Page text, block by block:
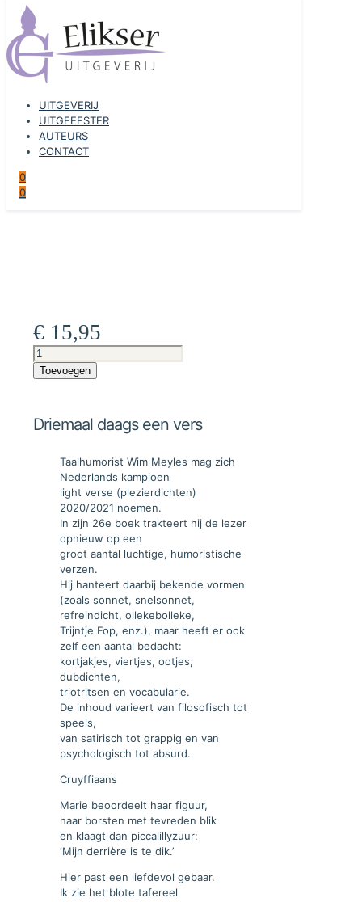
UITGEVERIJ
UITGEEFSTER
AUTEURS
CONTACT
0
0
€ 15,95
Driemaal
daags
een
Toevoegen
Driemaal daags een vers
Taalhumorist Wim Meyles mag zich
Nederlands kampioen
light verse (plezierdichten)
2020/2021 noemen.
In zijn 26e boek trakteert hij de lezer
opnieuw op een
groot aantal luchtige, humoristische
verzen.
Hij hanteert daarbij bekende vormen
(zoals sonnet, snelsonnet,
refreindicht, ollekebolleke,
Trijntje Fop, enz.), maar heeft er ook
zelf een aantal bedacht:
kortjakjes, viertjes, ootjes,
dubdichten,
triotritsen en vocabularie.
De inhoud varieert van filosofisch tot
speels,
van satirisch tot grappig en van
psychologisch tot absurd.
Cruyffiaans
Marie beoordeelt haar figuur,
haar borsten met tevreden blik
en klaagt dan piccalillyzuur:
‘Mijn derrière is te dik.’
Hier past een liefdevol gebaar.
Ik zie het blote tafereel